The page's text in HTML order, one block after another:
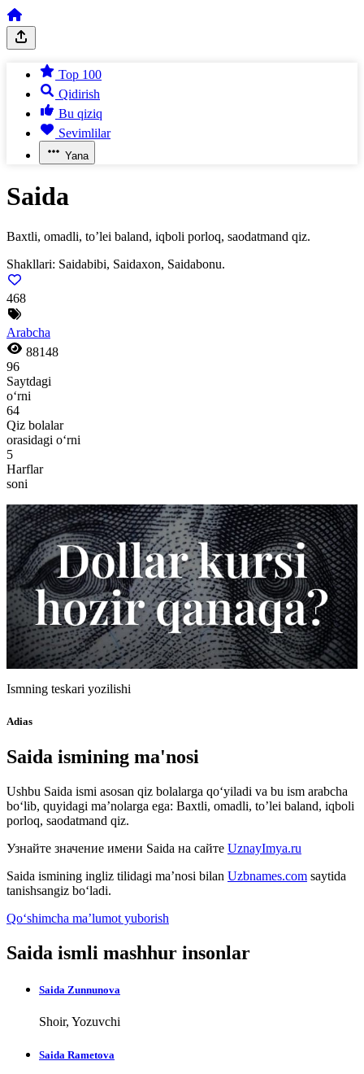
Top 100
Qidirish
Bu qiziq
Sevimlilar
Yana
Saida
Baxtli, omadli, to’lei baland, iqboli porloq, saodatmand qiz.
Shakllari: Saidabibi, Saidaxon, Saidabonu.
468
Arabcha
88148
96
Saytdagi
o‘rni
64
Qiz bolalar
orasidagi o‘rni
5
Harflar
soni
Ismning teskari yozilishi
Adias
Saida ismining ma'nosi
Ushbu Saida ismi asosan qiz bolalarga qo‘yiladi va bu ism arabcha
bo‘lib, quyidagi ma’nolarga ega: Baxtli, omadli, to’lei baland, iqboli
porloq, saodatmand qiz.
Узнайте значение имени Saida на сайте UznayImya.ru
Saida ismining ingliz tilidagi ma’nosi bilan Uzbnames.com saytida
tanishsangiz bo‘ladi.
Qo‘shimcha ma’lumot yuborish
Saida ismli mashhur insonlar
Saida Zunnunova
Shoir, Yozuvchi
Saida Rametova